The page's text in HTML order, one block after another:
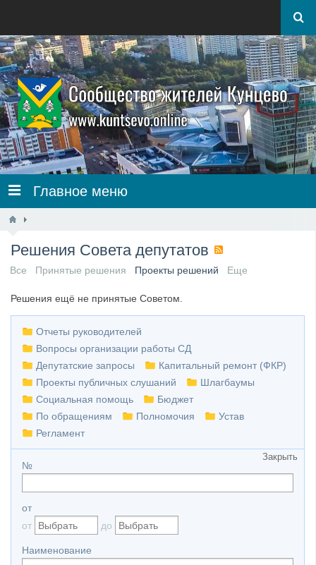
Главное меню
Решения Совета депутатов
Все Принятые решения Проекты решений Еще
Решения ещё не принятые Советом.
Отчеты руководителей
Вопросы организации работы СД
Депутатские запросы
Капитальный ремонт (ФКР)
Проекты публичных слушаний
Шлагбаумы
Социальная помощь
Бюджет
По обращениям
Полномочия
Устав
Регламент
Закрыть
№
от
от
до
Наименование